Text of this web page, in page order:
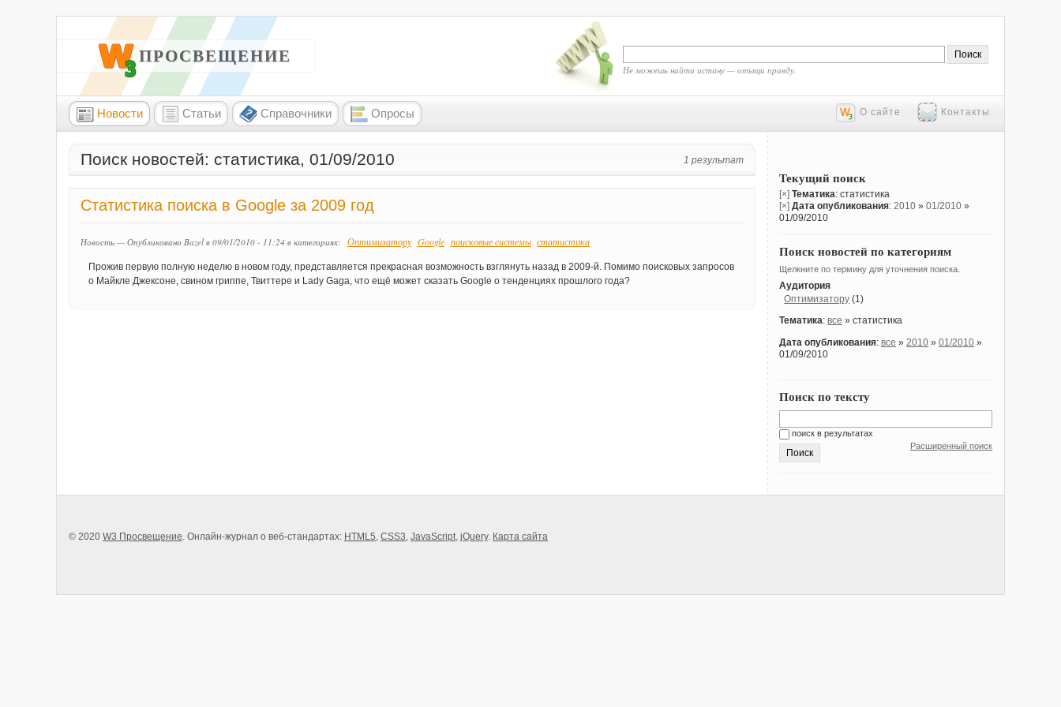
W3 ПРОСВЕЩЕНИЕ
Не можешь найти истину — отыщи правду.
Новости Статьи Справочники Опросы О сайте Контакты
Поиск новостей: статистика, 01/09/2010 1 результат
Статистика поиска в Google за 2009 год
Новость — Опубликовано Bazel в 09/01/2010 - 11:24 в категориях: Оптимизатору Google поисковые системы статистика
Прожив первую полную неделю в новом году, представляется прекрасная возможность взглянуть назад в 2009-й. Помимо поисковых запросов
о Майкле Джексоне, свином гриппе, Твиттере и Lady Gaga, что ещё может сказать Google о тенденциях прошлого года?
Текущий поиск
[×] Тематика: статистика
[×] Дата опубликования: 2010 » 01/2010 »
01/09/2010
Поиск новостей по категориям
Щелкните по термину для уточнения поиска.
Аудитория
Оптимизатору (1)
Тематика: все » статистика
Дата опубликования: все » 2010 » 01/2010 »
01/09/2010
Поиск по тексту
поиск в результатах
Расширенный поиск
© 2020 W3 Просвещение. Онлайн-журнал о веб-стандартах: HTML5, CSS3, JavaScript, jQuery. Карта сайта